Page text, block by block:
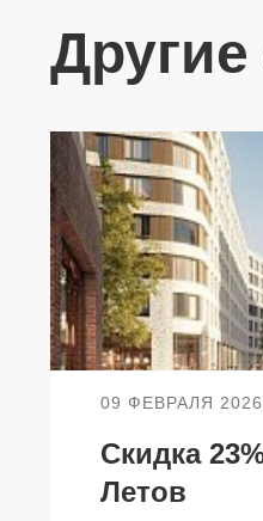
НЕДВИЖИМОСТЬ
Новостройки
Коммерческая
Элитная недвижимость
Заявка на подбор
09 ФЕВРАЛЯ 2026
Скидка
Летов